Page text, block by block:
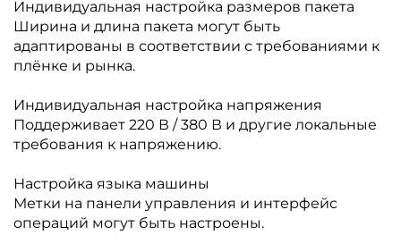
Индивидуальная настройка размеров пакета
Ширина и длина пакета могут быть
адаптированы в соответствии с требованиями к
плёнке и рынка.
Индивидуальная настройка напряжения
Поддерживает 220 В / 380 В и другие локальные
требования к напряжению.
Настройка языка машины
Метки на панели управления и интерфейс
операций могут быть настроены.